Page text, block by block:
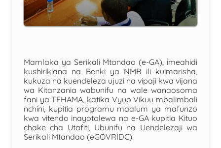
Mamlaka ya Serikali Mtandao (e-GA), imeahidi
kushirikiana na Benki ya NMB ili kuimarisha,
kukuza na kuendeleza ujuzi na vipaji kwa vijana
wa Kitanzania wabunifu na wale wanaosoma
fani ya TEHAMA, katika Vyuo Vikuu mbalimbali
nchini, kupitia programu maalum ya mafunzo
kwa vitendo inayotolewa na e-GA kupitia Kituo
chake cha Utafiti, Ubunifu na Uendelezaji wa
Serikali Mtandao (eGOVRIDC).